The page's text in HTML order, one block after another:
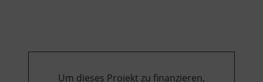
Um dieses Projekt zu finanzieren,